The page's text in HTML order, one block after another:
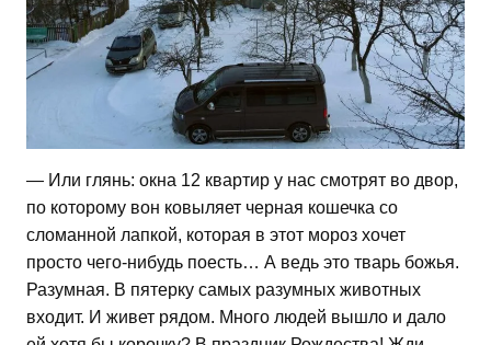
— Или глянь: окна 12 квартир у нас смотрят во двор,
по которому вон ковыляет черная кошечка со
сломанной лапкой, которая в этот мороз хочет
просто чего-нибудь поесть… А ведь это тварь божья.
Разумная. В пятерку самых разумных животных
входит. И живет рядом. Много людей вышло и дало